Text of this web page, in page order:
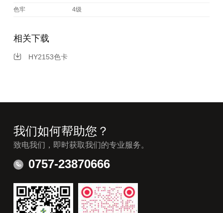
色牢
4级
相关下载
HY2153色卡
我们如何帮助您？
致电我们，即时获取我们的专业服务。
0757-23870666